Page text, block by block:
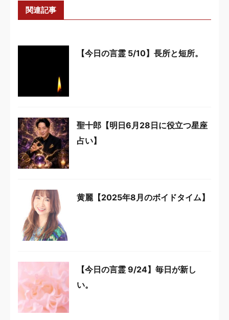
関連記事
【今日の言霊 5/10】長所と短所。
聖十郎【明日6月28日に役立つ星座
占い】
黄麗【2025年8月のボイドタイム】
【今日の言霊 9/24】毎日が新し
い。